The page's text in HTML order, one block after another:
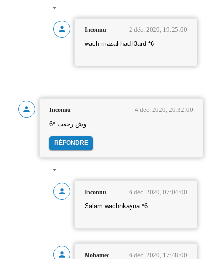
Inconnu 2 déc. 2020, 19:25:00
wach mazal had l3ard *6
Inconnu 4 déc. 2020, 20:32:00
وش رجعت *6
RÉPONDRE
Inconnu 6 déc. 2020, 07:04:00
Salam wachnkayna *6
Mohamed 6 déc. 2020, 17:48:00